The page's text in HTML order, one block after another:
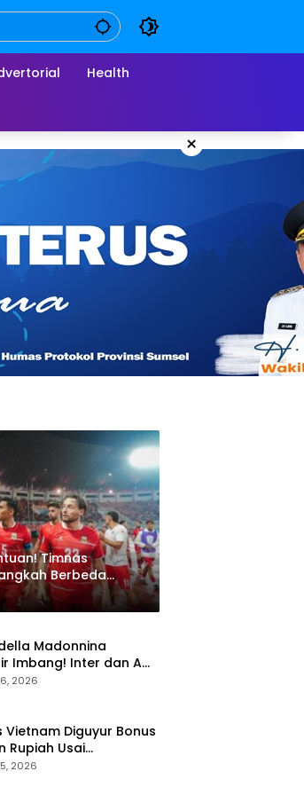
Health
×
Timnas
Berbeda
Piala AFF 2026
Madonnina
Imbang! Inter dan AC
Kuat 1-1 di Perth
2026
Vietnam Diguyur Bonus
Rupiah Usai
Indonesia di Piala
2026